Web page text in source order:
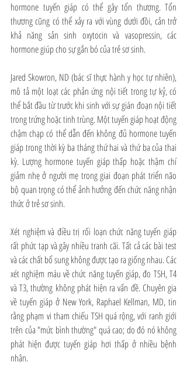
hormone tuyến giáp có thể gây tổn thương. Tổn
thương cũng có thể xảy ra với vùng dưới đồi, cản trở
khả năng sản sinh oxytocin và vasopressin, các
hormone giúp cho sự gắn bó của trẻ sơ sinh.
Jared Skowron, ND (bác sĩ thực hành y học tự nhiên),
mô tả một loạt các phản ứng nội tiết trong tự kỷ, có
thể bắt đầu từ trước khi sinh với sự gián đoạn nội tiết
trong trứng hoặc tinh trùng. Một tuyến giáp hoạt động
chậm chạp có thể dẫn đến không đủ hormone tuyến
giáp trong thời kỳ ba tháng thứ hai và thứ ba của thai
kỳ. Lượng hormone tuyến giáp thấp hoặc thậm chí
giảm nhẹ ở người mẹ trong giai đoạn phát triển não
bộ quan trọng có thể ảnh hưởng đến chức năng nhận
thức ở trẻ sơ sinh.
Xét nghiệm và điều trị rối loạn chức năng tuyến giáp
rất phức tạp và gây nhiều tranh cãi. Tất cả các bài test
và các chất bổ sung không được tạo ra giống nhau. Các
xét nghiệm máu về chức năng tuyến giáp, đo TSH, T4
và T3, thường không phát hiện ra vấn đề. Chuyên gia
về tuyến giáp ở New York, Raphael Kellman, MD, tin
rằng phạm vi tham chiếu TSH quá rộng, với ranh giới
trên của "mức bình thường" quá cao; do đó nó không
phát hiện được tuyến giáp hơi thấp ở nhiều bệnh
nhân.